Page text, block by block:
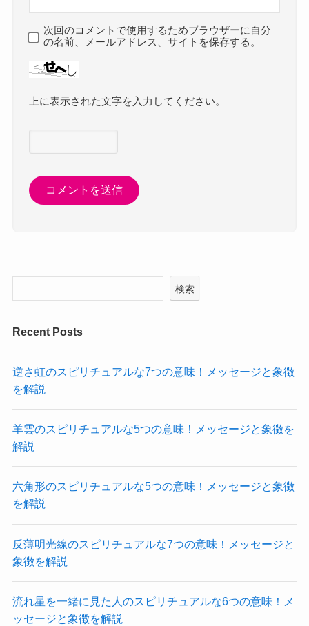
次回のコメントで使用するためブラウザーに自分
の名前、メールアドレス、サイトを保存する。
上に表示された文字を入力してください。
検索
Recent Posts
逆さ虹のスピリチュアルな7つの意味！メッセージと象徴
を解説
羊雲のスピリチュアルな5つの意味！メッセージと象徴を
解説
六角形のスピリチュアルな5つの意味！メッセージと象徴
を解説
反薄明光線のスピリチュアルな7つの意味！メッセージと
象徴を解説
流れ星を一緒に見た人のスピリチュアルな6つの意味！メ
ッセージと象徴を解説